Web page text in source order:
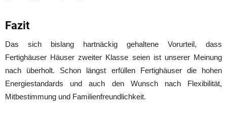
Fazit
Das sich bislang hartnäckig gehaltene Vorurteil, dass
Fertighäuser Häuser zweiter Klasse seien ist unserer Meinung
nach überholt. Schon längst erfüllen Fertighäuser die hohen
Energiestandards und auch den Wunsch nach Flexibilität,
Mitbestimmung und Familienfreundlichkeit.